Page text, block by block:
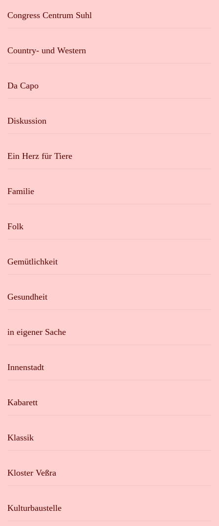
Congress Centrum Suhl
Country- und Western
Da Capo
Diskussion
Ein Herz für Tiere
Familie
Folk
Gemütlichkeit
Gesundheit
in eigener Sache
Innenstadt
Kabarett
Klassik
Kloster Veßra
Kulturbaustelle